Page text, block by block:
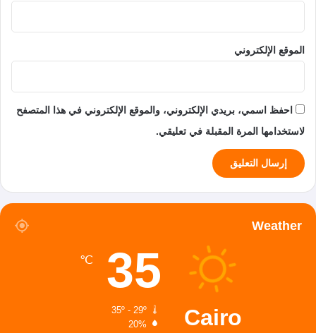
الموقع الإلكتروني
احفظ اسمي، بريدي الإلكتروني، والموقع الإلكتروني في هذا المتصفح
لاستخدامها المرة المقبلة في تعليقي.
Weather
Cairo
35
℃
35º - 29º
20%